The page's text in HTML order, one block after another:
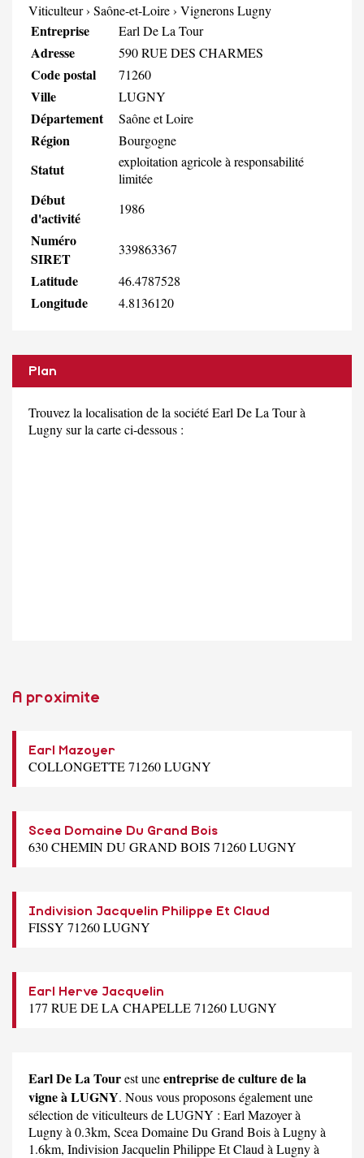
Viticulteur› Saône-et-Loire› Vignerons Lugny
Entreprise Earl De La Tour
Adresse 590 RUE DES CHARMES
Code postal 71260
Ville LUGNY
Département Saône et Loire
Région Bourgogne
Statut
exploitation agricole à responsabilité
limitée
Début
d'activité
1986
Numéro
SIRET
339863367
Latitude 46.4787528
Longitude 4.8136120
Plan
Trouvez la localisation de la société Earl De La Tour à
Lugny sur la carte ci-dessous :
A proximite
Earl Mazoyer
COLLONGETTE 71260 LUGNY
Scea Domaine Du Grand Bois
630 CHEMIN DU GRAND BOIS 71260 LUGNY
Indivision Jacquelin Philippe Et Claud
FISSY 71260 LUGNY
Earl Herve Jacquelin
177 RUE DE LA CHAPELLE 71260 LUGNY
Earl De La Tourest uneentreprise de culture de la
vigne à LUGNY. Nous vous proposons également une
sélection de viticulteurs de LUGNY : Earl Mazoyerà
Lugny à 0.3km, Scea Domaine Du Grand Boisà Lugny à
1.6km, Indivision Jacquelin Philippe Et Claud à Lugny à